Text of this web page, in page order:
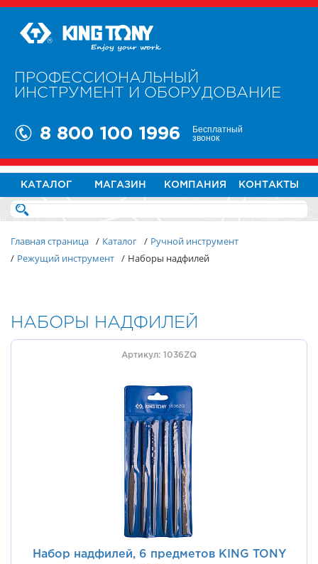
ПРОФЕССИОНАЛЬНЫЙ
ИНСТРУМЕНТ И ОБОРУДОВАНИЕ
8 800 100 1996 Бесплатный
звонок
КАТАЛОГ МАГАЗИН КОМПАНИЯ КОНТАКТЫ
Главная страница / Каталог / Ручной инструмент
/ Режущий инструмент / Наборы надфилей
НАБОРЫ НАДФИЛЕЙ
Артикул: 1036ZQ
Набор надфилей, 6 предметов KING TONY